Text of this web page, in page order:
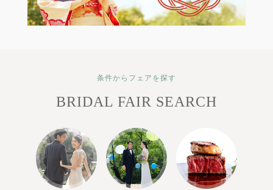
条件からフェアを探す
BRIDAL FAIR SEARCH